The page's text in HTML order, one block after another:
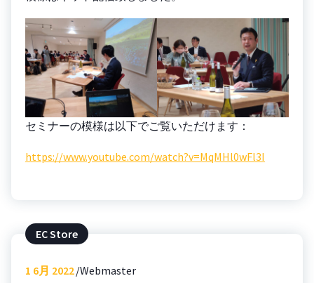
セミナーの模様は以下でご覧いただけます：
https://www.youtube.com/watch?v=MqMHl0wFl3I
EC Store
1 6月 2022 Webmaster